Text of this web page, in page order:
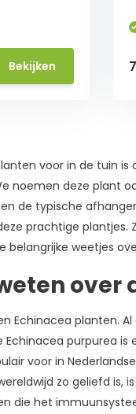
Bekijken
voor in de tuin is
noemen deze plant
de typische
prachtige
belangrijke weetjes
over
Echinacea planten.
Echinacea purpurea
voor in
zo geliefd is,
die het